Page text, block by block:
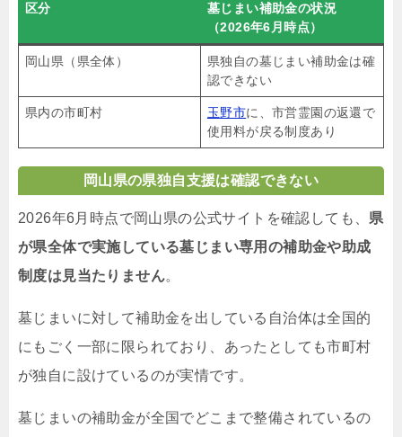
区分
墓じまい補助金の状況
（2026年6月時点）
岡山県（県全体）
県独自の墓じまい補助金は確
認できない
県内の市町村 玉野市に、市営霊園の返還で
使用料が戻る制度あり
岡山県の県独自支援は確認できない
2026年6月時点で岡山県の公式サイトを確認しても、 県
が県全体で実施している墓じまい専用の補助金や助成
制度は見当たりません。
墓じまいに対して補助金を出している自治体は全国的
にもごく一部に限られており、あったとしても市町村
が独自に設けているのが実情です。
墓じまいの補助金が全国でどこまで整備されているの